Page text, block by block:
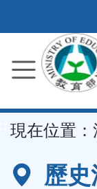
到
要
容
區
現在位置：
歷